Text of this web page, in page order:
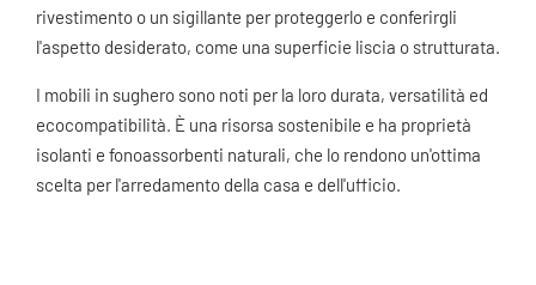
rivestimento o un sigillante per proteggerlo e conferirgli
l'aspetto desiderato, come una superficie liscia o strutturata.
I mobili in sughero sono noti per la loro durata, versatilità ed
ecocompatibilità. È una risorsa sostenibile e ha proprietà
isolanti e fonoassorbenti naturali, che lo rendono un'ottima
scelta per l'arredamento della casa e dell'ufficio.